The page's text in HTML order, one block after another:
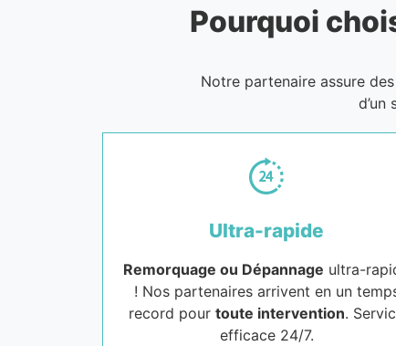
Pourquoi
Notre partenaire assure
Ultra-rapide
Remorquage ou Dépannage ultra-
! Nos partenaires arrivent en un
record pour toute intervention.
efficace 24/7.